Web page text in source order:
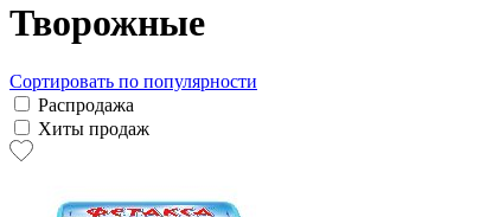
Творожные
Сортировать по популярности
Распродажа
Хиты продаж